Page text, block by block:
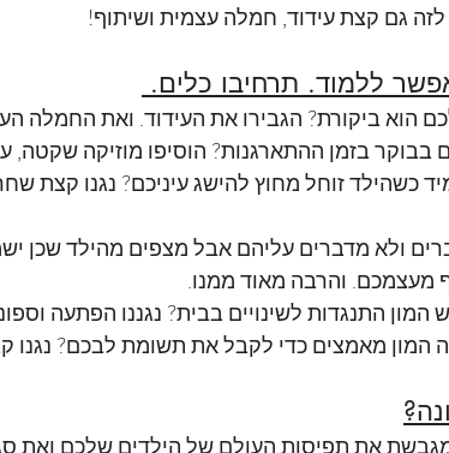
לזה גם קצת עידוד, חמלה עצמית ושיתוף!
ללמוד. תרחיבו כלים.
הוא ביקורת? הגבירו את העידוד. ואת החמלה
בזמן ההתארגנות? הוסיפו מוזיקה שקטה,
כשהילד זוחל מחוץ להישג עיניכם? נגנו קצת
ולא מדברים עליהם אבל מצפים מהילד שכן
מעצמכם. והרבה מאוד ממנו.
התנגדות לשינויים בבית? נגננו הפתעה
המון מאמצים כדי לקבל את תשומת לבכם? נגנו